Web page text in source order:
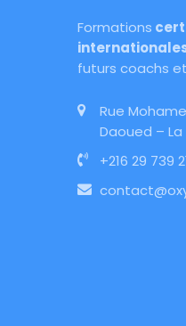
Formations
futurs coachs
Rue
Daoued – La
+216 29 739